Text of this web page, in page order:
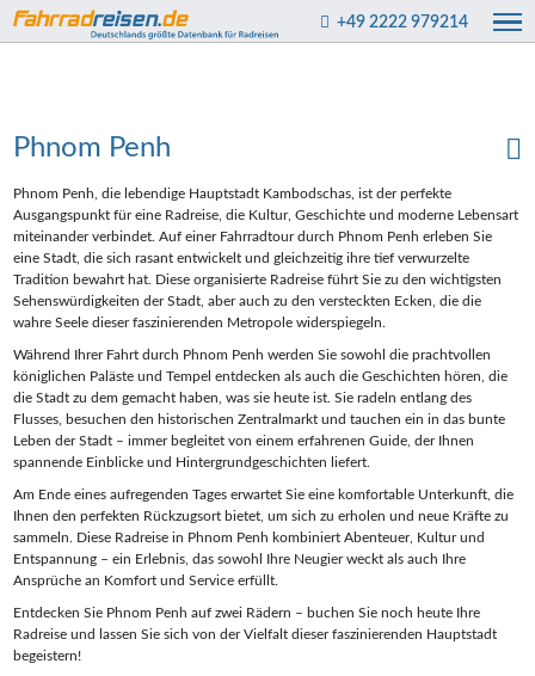
+49 2222 979214
Phnom Penh
Phnom Penh, die lebendige Hauptstadt Kambodschas, ist der perfekte
Ausgangspunkt für eine Radreise, die Kultur, Geschichte und moderne Lebensart
miteinander verbindet. Auf einer Fahrradtour durch Phnom Penh erleben Sie
eine Stadt, die sich rasant entwickelt und gleichzeitig ihre tief verwurzelte
Tradition bewahrt hat. Diese organisierte Radreise führt Sie zu den wichtigsten
Sehenswürdigkeiten der Stadt, aber auch zu den versteckten Ecken, die die
wahre Seele dieser faszinierenden Metropole widerspiegeln.
Während Ihrer Fahrt durch Phnom Penh werden Sie sowohl die prachtvollen
königlichen Paläste und Tempel entdecken als auch die Geschichten hören, die
die Stadt zu dem gemacht haben, was sie heute ist. Sie radeln entlang des
Flusses, besuchen den historischen Zentralmarkt und tauchen ein in das bunte
Leben der Stadt – immer begleitet von einem erfahrenen Guide, der Ihnen
spannende Einblicke und Hintergrundgeschichten liefert.
Am Ende eines aufregenden Tages erwartet Sie eine komfortable Unterkunft, die
Ihnen den perfekten Rückzugsort bietet, um sich zu erholen und neue Kräfte zu
sammeln. Diese Radreise in Phnom Penh kombiniert Abenteuer, Kultur und
Entspannung – ein Erlebnis, das sowohl Ihre Neugier weckt als auch Ihre
Ansprüche an Komfort und Service erfüllt.
Entdecken Sie Phnom Penh auf zwei Rädern – buchen Sie noch heute Ihre
Radreise und lassen Sie sich von der Vielfalt dieser faszinierenden Hauptstadt
begeistern!